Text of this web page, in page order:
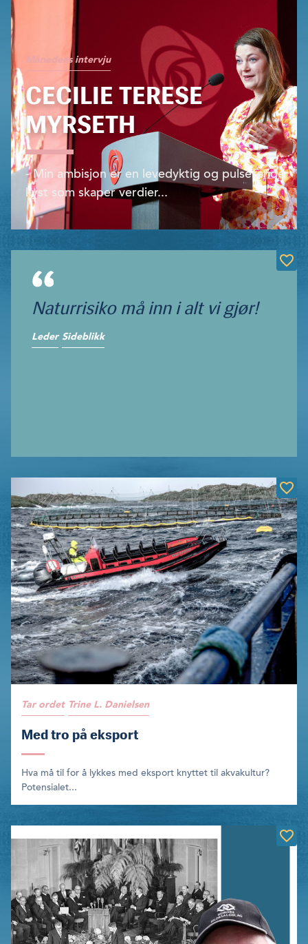
Månedens intervju
CECILIE TERESE
MYRSETH
- Min ambisjon er en levedyktig og pulserende
kyst som skaper verdier...
Naturrisiko må inn i alt vi gjør!
Leder Sideblikk
Tar ordet Trine L. Danielsen
Med tro på eksport
Hva må til for å lykkes med eksport knyttet til akvakultur?
Potensialet...